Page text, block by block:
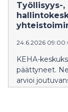
Työllisyys-
24.6.2026
KEHA-
päättyneet.
arvioi